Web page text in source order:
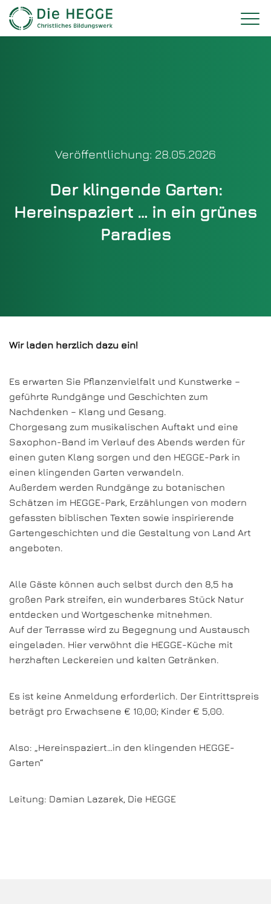
Veröffentlichung: 28.05.2026
Der klingende Garten:
Hereinspaziert … in ein grünes
Paradies
Wir laden herzlich dazu ein!
Es erwarten Sie Pflanzenvielfalt und Kunstwerke –
geführte Rundgänge und Geschichten zum
Nachdenken – Klang und Gesang.
Chorgesang zum musikalischen Auftakt und eine
Saxophon-Band im Verlauf des Abends werden für
einen guten Klang sorgen und den HEGGE-Park in
einen klingenden Garten verwandeln.
Außerdem werden Rundgänge zu botanischen
Schätzen im HEGGE-Park, Erzählungen von modern
gefassten biblischen Texten sowie inspirierende
Gartengeschichten und die Gestaltung von Land Art
angeboten.
Alle Gäste können auch selbst durch den 8,5 ha
großen Park streifen, ein wunderbares Stück Natur
entdecken und Wortgeschenke mitnehmen.
Auf der Terrasse wird zu Begegnung und Austausch
eingeladen. Hier verwöhnt die HEGGE-Küche mit
herzhaften Leckereien und kalten Getränken.
Es ist keine Anmeldung erforderlich. Der Eintrittspreis
beträgt pro Erwachsene € 10,00; Kinder € 5,00.
Also: „Hereinspaziert…in den klingenden HEGGE-
Garten“
Leitung: Damian Lazarek, Die HEGGE